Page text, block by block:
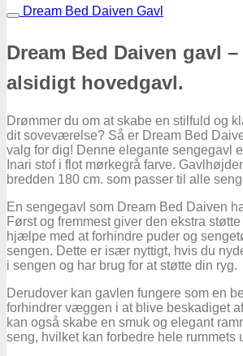
Inari
antal
Dream Bed Daiven Gavl
Dream Bed Daiven gavl
alsidigt hovedgavl.
Drømmer du om at skabe en stilfuld og
dit soveværelse? Så er Dream Bed
valg for dig! Denne elegante sengegavl
Inari stof i flot mørkegrå farve.
bredden 180 cm. som passer til alle
En sengegavl som Dream Bed Daiven
Først og fremmest giver den ekstra
hjælpe med at forhindre puder og
sengen. Dette er især nyttigt, hvis du
i sengen og har brug for at støtte din ryg.
Derudover kan gavlen fungere som en
forhindrer væggen i at blive beskadiget
kan også skabe en smuk og elegant
seng, hvilket kan forbedre hele rummets